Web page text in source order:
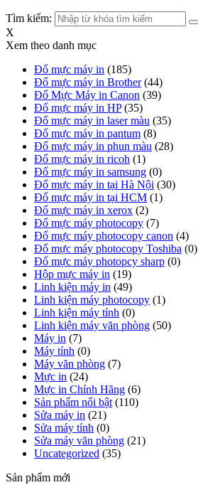
Tìm kiếm:
X
Xem theo danh mục
Đổ mực máy in (185)
Đổ mực máy in Brother (44)
Đổ Mực Máy in Canon (39)
Đổ mực máy in HP (35)
Đổ mực máy in laser màu (35)
Đổ mực máy in pantum (8)
Đổ mực máy in phun màu (28)
Đổ mực máy in ricoh (1)
Đổ mực máy in samsung (0)
Đổ mực máy in tại Hà Nội (30)
Đổ mực máy in tại HCM (1)
Đổ mực máy in xerox (2)
Đổ mực máy photocopy (7)
Đổ mực máy photocopy canon (4)
Đổ mực máy photocopy Toshiba (0)
Đổ mực máy photopcy sharp (0)
Hộp mực máy in (19)
Linh kiện máy in (49)
Linh kiện máy photocopy (1)
Linh kiện máy tính (0)
Linh kiện máy văn phòng (50)
Máy in (7)
Máy tính (0)
Máy văn phòng (7)
Mực in (24)
Mực in Chính Hãng (6)
Sản phẩm nổi bật (110)
Sửa máy in (21)
Sửa máy tính (0)
Sửa máy văn phòng (21)
Uncategorized (35)
Sản phẩm mới